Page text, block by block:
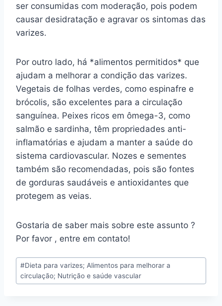
ser consumidas com moderação, pois podem
causar desidratação e agravar os sintomas das
varizes.
Por outro lado, há *alimentos permitidos* que
ajudam a melhorar a condição das varizes.
Vegetais de folhas verdes, como espinafre e
brócolis, são excelentes para a circulação
sanguínea. Peixes ricos em ômega-3, como
salmão e sardinha, têm propriedades anti-
inflamatórias e ajudam a manter a saúde do
sistema cardiovascular. Nozes e sementes
também são recomendadas, pois são fontes
de gorduras saudáveis e antioxidantes que
protegem as veias.
Gostaria de saber mais sobre este assunto ?
Por favor , entre em contato!
Tags
do
Post:
#Dieta para varizes; Alimentos para melhorar a
circulação; Nutrição e saúde vascular